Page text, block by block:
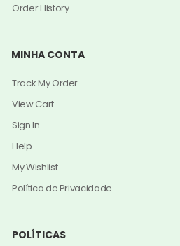
Order History
MINHA CONTA
Track My Order
View Cart
Sign In
Help
My Wishlist
Política de Privacidade
POLÍTICAS